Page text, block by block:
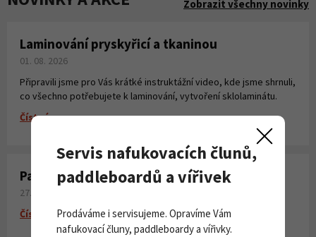
Zobrazit všechny novinky
Laminování pryskyřicí a tkaninou
01. 08. 2026
Připravili jsme pro Vás krátké instruktážní video, kde jsme shrnuli,
co všechno potřebujete k laminování, vytvoření sklolaminátu.
Číst více
Paddleboardy Viking nově v naší nabídce
27. 06. 2026
Číst více
Servis nafukovacích člunů,
paddleboardů a vířivek
Prodáváme i servisujeme. Opravíme Vám
nafukovací čluny, paddleboardy a vířivky.